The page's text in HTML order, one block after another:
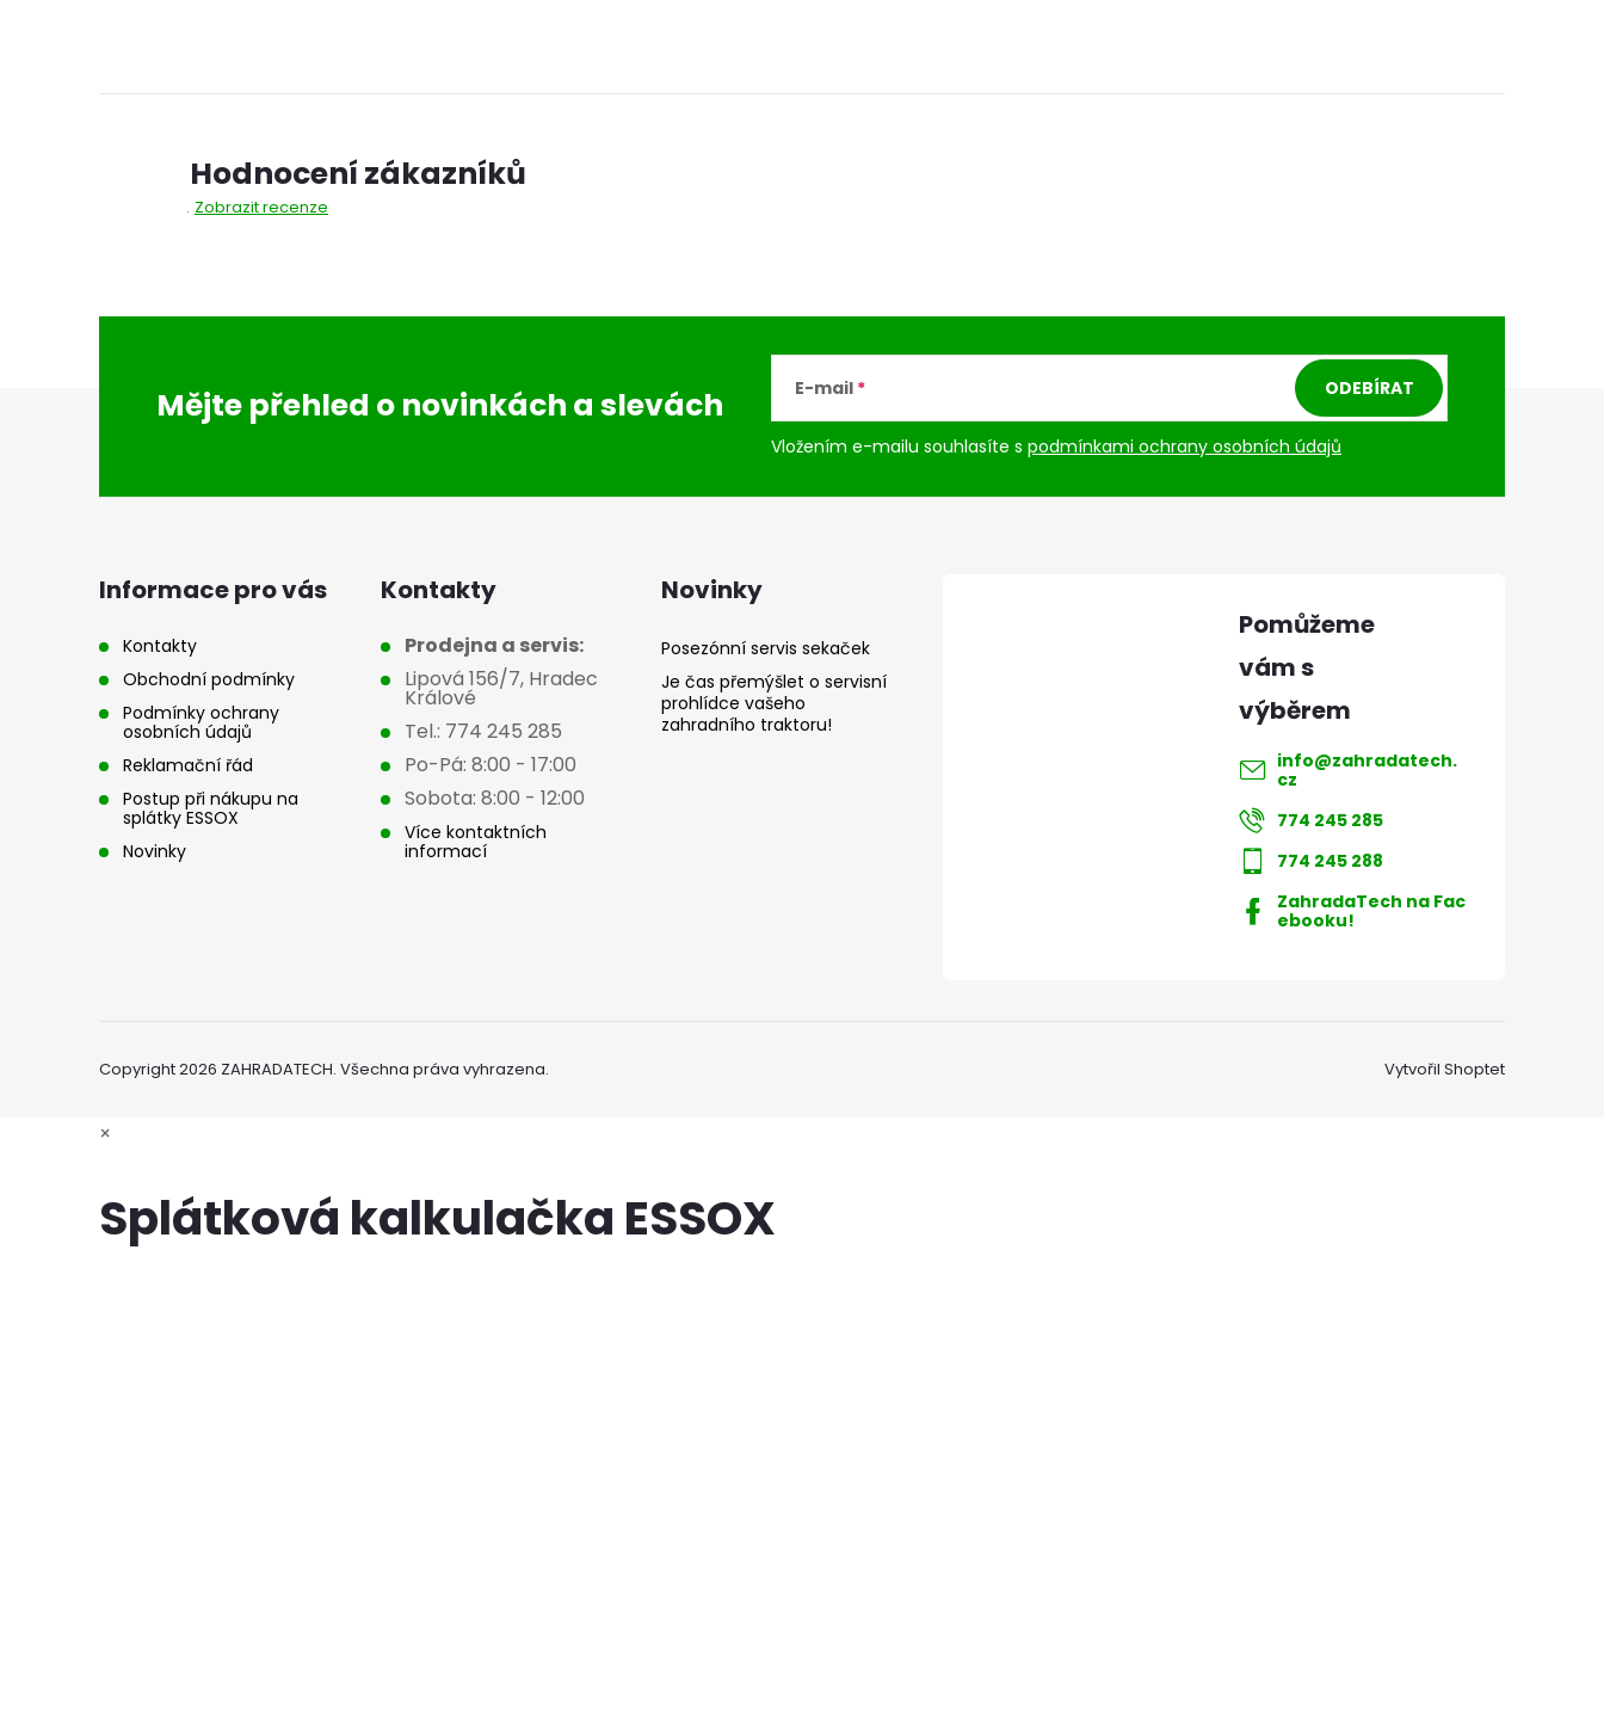
Hodnocení zákazníků
Zobrazit recenze
Mějte přehled o novinkách a slevách E-mail
Vložením e-mailu souhlasíte s podmínkami ochrany osobních údajů
ODEBÍRAT
Informace pro vás
Kontakty
Obchodní podmínky
Podmínky ochrany
osobních údajů
Reklamační řád
Postup při nákupu na
splátky ESSOX
Novinky
Kontakty
Prodejna a servis:
Lipová 156/7, Hradec
Králové
Tel.: 774 245 285
Po-Pá: 8:00 - 17:00
Sobota: 8:00 - 12:00
Více kontaktních
informací
Novinky
Posezónní servis sekaček
Je čas přemýšlet o servisní
prohlídce vašeho
zahradního traktoru!
info@zahradatech.
cz
774 245 285
774 245 288
ZahradaTech na Fac
ebooku!
Vytvořil Shoptet
Copyright 2026 ZAHRADATECH. Všechna práva vyhrazena.
×
Splátková kalkulačka ESSOX